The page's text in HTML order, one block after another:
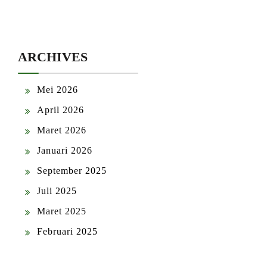
ARCHIVES
Mei 2026
April 2026
Maret 2026
Januari 2026
September 2025
Juli 2025
Maret 2025
Februari 2025